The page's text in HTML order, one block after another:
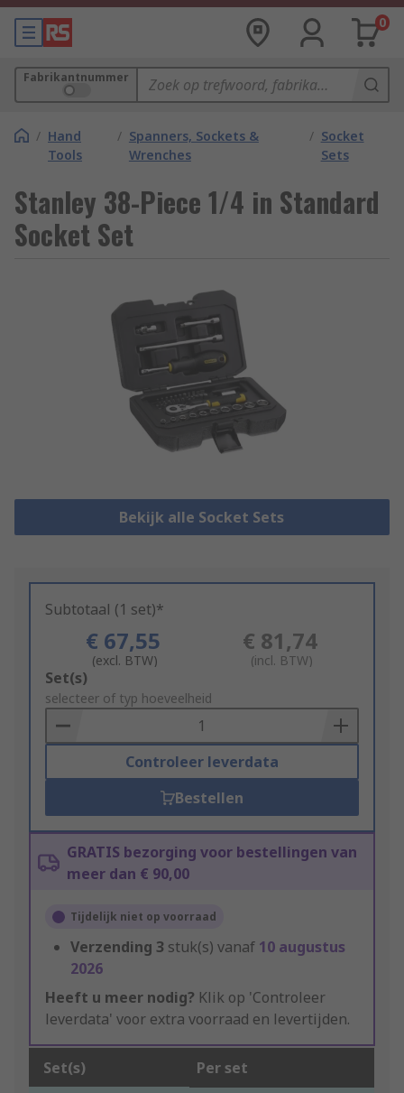
0
Fabrikantnummer
/ Hand
Tools
/ Spanners, Sockets &
Wrenches
/ Socket
Sets
Stanley 38-Piece 1/4 in Standard
Socket Set
Bekijk alle Socket Sets
Subtotaal (1 set)*
€ 67,55
(excl. BTW)
€ 81,74
(incl. BTW)
Add
to
Basket
Set(s)
selecteer of typ hoeveelheid
Controleer leverdata
Bestellen
GRATIS bezorging voor bestellingen van
meer dan € 90,00
Tijdelijk niet op voorraad
Verzending 3 stuk(s) vanaf 10 augustus
2026
Heeft u meer nodig? Klik op 'Controleer
leverdata' voor extra voorraad en levertijden.
Set(s) Per set